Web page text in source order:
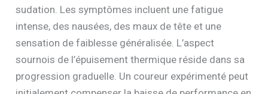
sudation. Les symptômes incluent une fatigue
intense, des nausées, des maux de tête et une
sensation de faiblesse généralisée. L’aspect
sournois de l’épuisement thermique réside dans sa
progression graduelle. Un coureur expérimenté peut